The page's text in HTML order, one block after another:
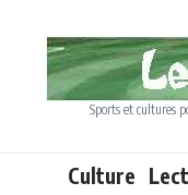
Sports et cultures
Culture